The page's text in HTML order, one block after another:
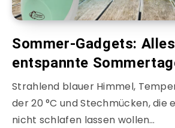
Sommer-Gadgets:
entspannte
Strahlend blauer Himmel,
der 20 °C und Stechmücken, die
nicht schlafen lassen wollen…